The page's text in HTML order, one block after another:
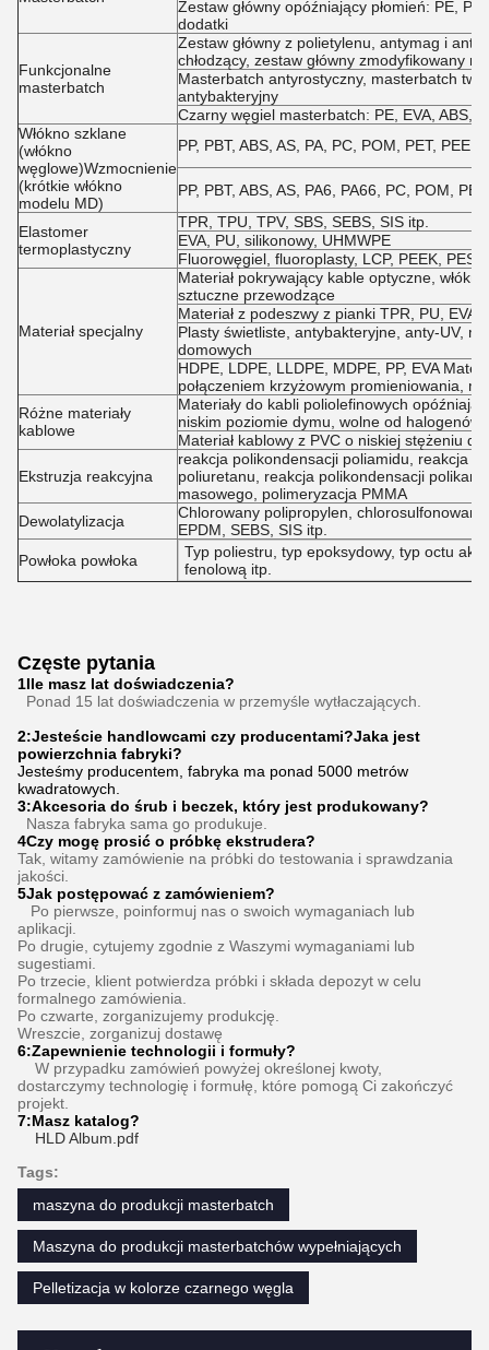
Zestaw główny opóźniający płomień: PE,
dodatki
Funkcjonalne
masterbatch
Zestaw główny z polietylenu, antymag i
chłodzący, zestaw główny zmodyfikowany
Masterbatch antyrostyczny, masterbatch
antybakteryjny
Czarny węgiel masterbatch: PE, EVA, ABS,
Włókno szklane
(włókno
węglowe)Wzmocnienie
(krótkie włókno
modelu MD)
PP, PBT, ABS, AS, PA, PC, POM, PET,
PP, PBT, ABS, AS, PA6, PA66, PC, POM,
Elastomer
termoplastyczny
TPR, TPU, TPV, SBS, SEBS, SIS itp.
EVA, PU, silikonowy, UHMWPE
Fluorowęgiel, fluoroplasty, LCP, PEEK, PES,
Materiał specjalny
Materiał pokrywający kable optyczne,
sztuczne przewodzące
Materiał z podeszwy z pianki TPR, PU, EVA
Plasty świetliste, antybakteryjne, anty-UV,
domowych
HDPE, LDPE, LLDPE, MDPE, PP, EVA
połączeniem krzyżowym promieniowania,
Różne materiały
kablowe
Materiały do kabli poliolefinowych
niskim poziomie dymu, wolne od halogenów
Materiał kablowy z PVC o niskiej stężeniu
Ekstruzja reakcyjna
reakcja polikondensacji poliamidu, reakcja
poliuretanu, reakcja polikondensacji
masowego, polimeryzacja PMMA
Dewolatylizacja
Chlorowany polipropylen,
EPDM, SEBS, SIS itp.
Powłoka powłoka
Typ poliestru, typ epoksydowy, typ octu
fenolową itp.